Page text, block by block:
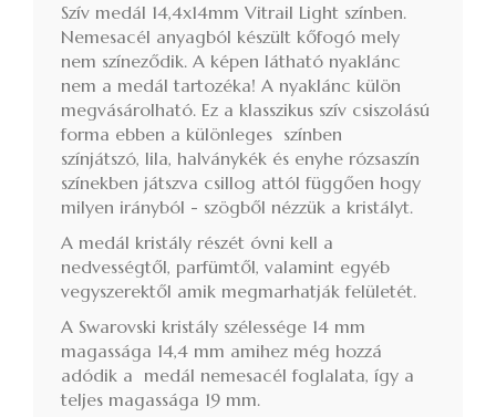
Szív medál 14,4x14mm Vitrail Light színben.
Nemesacél anyagból készült kőfogó mely
nem színeződik. A képen látható nyaklánc
nem a medál tartozéka! A nyaklánc külön
megvásárolható. Ez a klasszikus szív csiszolású
forma ebben a különleges színben
színjátszó, lila, halványkék és enyhe rózsaszín
színekben játszva csillog attól függően hogy
milyen irányból - szögből nézzük a kristályt.
A medál kristály részét óvni kell a
nedvességtől, parfümtől, valamint egyéb
vegyszerektől amik megmarhatják felületét.
A Swarovski kristály szélessége 14 mm
magassága 14,4 mm amihez még hozzá
adódik a medál nemesacél foglalata, így a
teljes magassága 19 mm.